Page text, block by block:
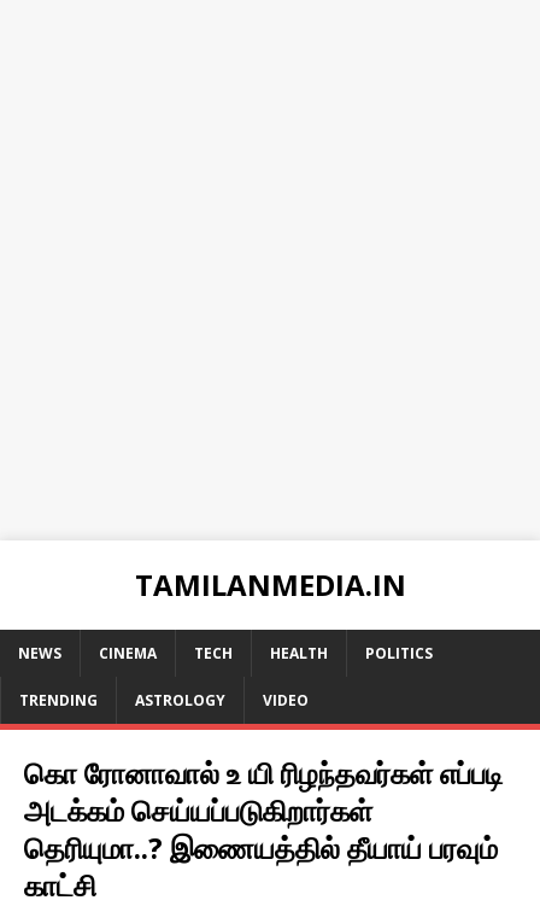
TAMILANMEDIA.IN
NEWS CINEMA TECH HEALTH POLITICS
TRENDING ASTROLOGY VIDEO
கொ ரோனாவால் உ யி ரிழந்தவர்கள் எப்படி
அடக்கம் செய்யப்படுகிறார்கள்
தெரியுமா..? இணையத்தில் தீயாய் பரவும்
காட்சி